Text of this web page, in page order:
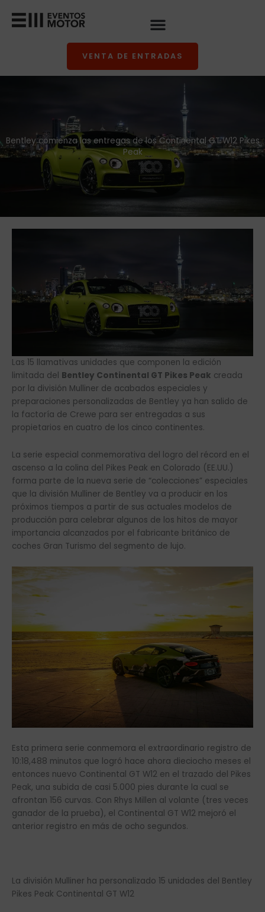
VENTA DE ENTRADAS
Bentley comienza las entregas de los Continental GT W12 Pikes
Peak
Las 15 llamativas unidades que componen la edición
limitada del Bentley Continental GT Pikes Peak creada
por la división Mulliner de acabados especiales y
preparaciones personalizadas de Bentley ya han salido de
la factoría de Crewe para ser entregadas a sus
propietarios en cuatro de los cinco continentes.
La serie especial conmemorativa del logro del récord en el
ascenso a la colina del Pikes Peak en Colorado (EE.UU.)
forma parte de la nueva serie de “colecciones” especiales
que la división Mulliner de Bentley va a producir en los
próximos tiempos a partir de sus actuales modelos de
producción para celebrar algunos de los hitos de mayor
importancia alcanzados por el fabricante británico de
coches Gran Turismo del segmento de lujo.
Esta primera serie conmemora el extraordinario registro de
10:18,488 minutos que logró hace ahora dieciocho meses el
entonces nuevo Continental GT W12 en el trazado del Pikes
Peak, una subida de casi 5.000 pies durante la cual se
afrontan 156 curvas. Con Rhys Millen al volante (tres veces
ganador de la prueba), el Continental GT W12 mejoró el
anterior registro en más de ocho segundos.
La división Mulliner ha personalizado 15 unidades del Bentley
Pikes Peak Continental GT W12